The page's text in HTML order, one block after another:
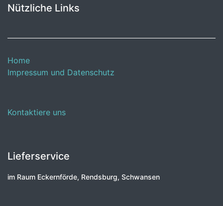
Nützliche Links
Home
Impressum und Datenschutz
Kontaktiere uns
Lieferservice
im Raum Eckernförde, Rendsburg, Schwansen